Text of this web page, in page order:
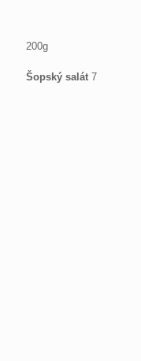
200g
Šopský salát 7